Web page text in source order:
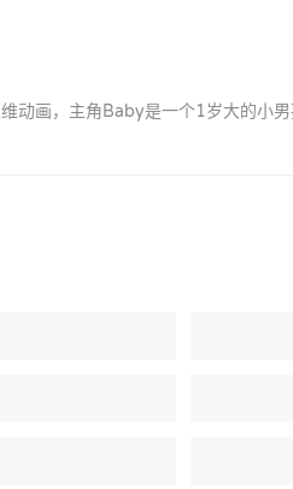
动画，主角Baby是一个1岁大的小